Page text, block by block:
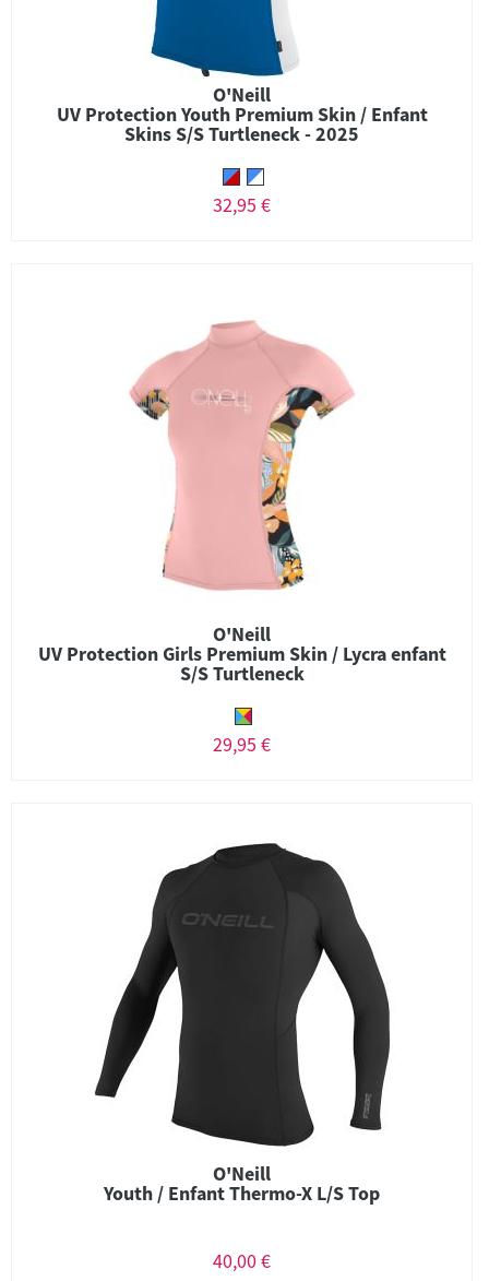
O'Neill
UV Protection Youth Premium Skin / Enfant
Skins S/S Turtleneck - 2025
32,95 €
O'Neill
UV Protection Girls Premium Skin / Lycra enfant
S/S Turtleneck
29,95 €
O'Neill
Youth / Enfant Thermo-X L/S Top
40,00 €